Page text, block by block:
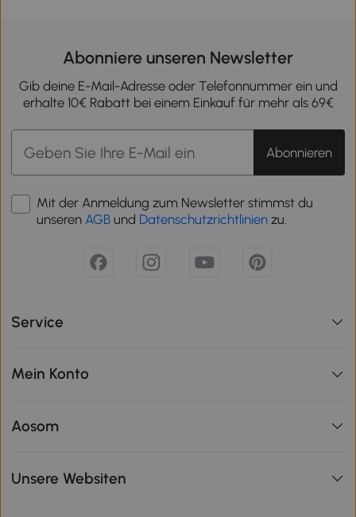
Abonniere unseren Newsletter
Gib deine E-Mail-Adresse oder Telefonnummer ein und
erhalte 10€ Rabatt bei einem Einkauf für mehr als 69€
Abonnieren
Mit der Anmeldung zum Newsletter stimmst du
unseren AGB und Datenschutzrichtlinien zu.
Service
Mein Konto
Aosom
Unsere Websiten